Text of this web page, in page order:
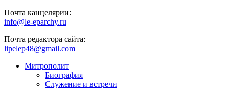
Почта канцелярии:
info@le-eparchy.ru
Почта редактора сайта:
lipelep48@gmail.com
Митрополит
Биография
Служение и встречи